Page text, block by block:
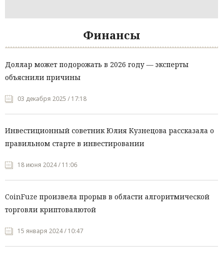
Финансы
Доллар может подорожать в 2026 году — эксперты
объяснили причины
03 декабря 2025 / 17:18
Инвестиционный советник Юлия Кузнецова рассказала о
правильном старте в инвестировании
18 июня 2024 / 11:06
CoinFuze произвела прорыв в области алгоритмической
торговли криптовалютой
15 января 2024 / 10:47